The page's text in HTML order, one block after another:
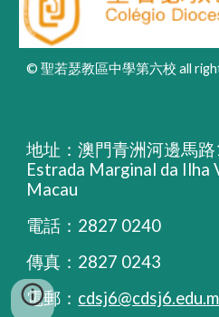
© 聖若瑟教區中學第六校 all
地址：澳門青洲河邊馬
Estrada Marginal da Ilha
Macau
電話：2827 0240
傳真：2827 0243
電郵：